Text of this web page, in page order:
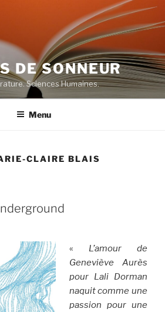
DE SONNEUR
Sciences Humaines.
Menu
CLAIRE BLAIS
« L’amour de
Geneviève Aurès
pour Lali Dorman
naquit comme une
passion pour une